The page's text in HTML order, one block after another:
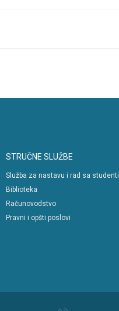
STRUČNE SLUŽBE
Služba za nastavu i rad sa
Biblioteka
Računovodstvo
Pravni i opšti poslovi